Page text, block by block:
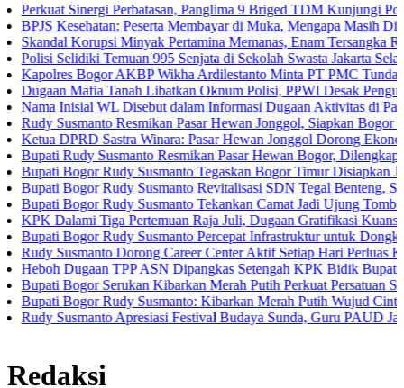
Sinergi Perbatasan, Panglima 9 Briged TDM Kunjungi Pos Gabma
Peserta Membayar di Muka, Mengapa Masih Diperlakukan
Korupsi Minyak Pertamina Memanas, Enam Tersangka Resmi
Temuan 995 Senjata di Sekolah Swasta Jakarta Selatan
Bogor AKBP Wikha Ardilestanto Minta PT PMC Tunda Kegiatan
Mafia Tanah Libatkan Oknum Polisi, PPWI Desak Pengusutan
WL Disebut dalam Informasi Dugaan Aktivitas di Pantai Zore,
Resmikan Pasar Hewan Jonggol, Siapkan Bogor Timur
Sastra Winara: Pasar Hewan Jonggol Dorong Ekonomi Bogor
Susmanto Resmikan Pasar Hewan Bogor, Dilengkapi Hotel
Rudy Susmanto Tegaskan Bogor Timur Disiapkan Jadi Pusat
Rudy Susmanto Revitalisasi SDN Tegal Benteng, Siswa Kini
Rudy Susmanto Tekankan Camat Jadi Ujung Tombak
Tiga Pertemuan Raja Juli, Dugaan Gratifikasi Kuansing
Rudy Susmanto Percepat Infrastruktur untuk Dongkrak
Dorong Career Center Aktif Setiap Hari Perluas
TPP ASN Dipangkas Setengah KPK Bidik Bupati Kuansing
Serukan Kibarkan Merah Putih Perkuat Persatuan Semangat
Rudy Susmanto: Kibarkan Merah Putih Wujud Cinta Tanah Air
Apresiasi Festival Budaya Sunda, Guru PAUD Jadi Kunci
Redaksi